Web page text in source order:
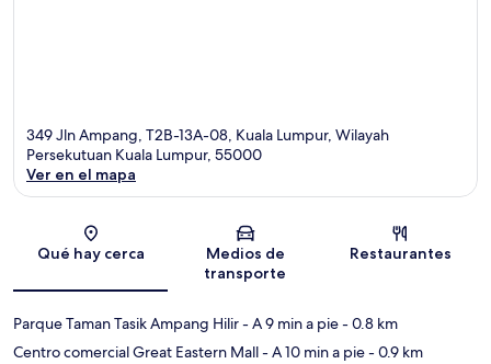
349 Jln Ampang, T2B-13A-08, Kuala Lumpur, Wilayah
Persekutuan Kuala Lumpur, 55000
Ver en el mapa
Qué hay cerca
Medios de
transporte
Restaurantes
Parque Taman Tasik Ampang Hilir- A 9 min a pie- 0.8 km
Centro comercial Great Eastern Mall- A 10 min a pie- 0.9 km